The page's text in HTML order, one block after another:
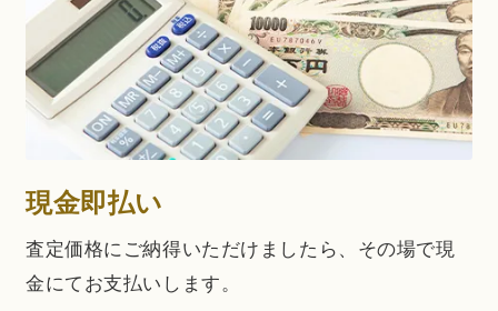
現金即払い
査定価格にご納得いただけましたら、その場で現
金にてお支払いします。